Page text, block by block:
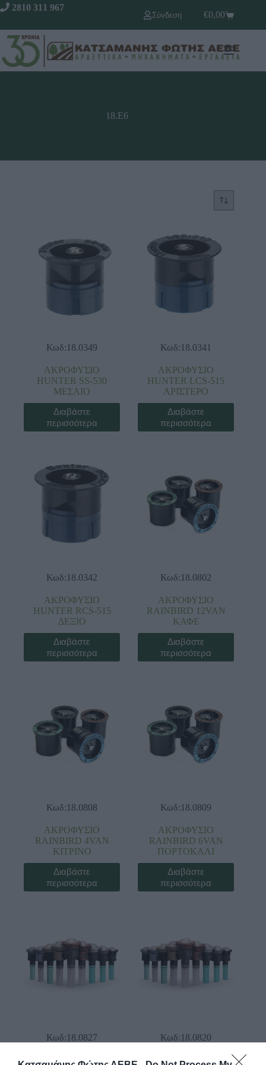
2810 311 967
Σύνδεση
€0,00
18.Ε6
Κωδ:18.0349
ΑΚΡΟΦΥΣΙΟ
HUNTER SS-530
ΜΕΣΑΙΟ
Διαβάστε
περισσότερα
Κωδ:18.0341
ΑΚΡΟΦΥΣΙΟ
HUNTER LCS-515
ΑΡΙΣΤΕΡΟ
Διαβάστε
περισσότερα
Κωδ:18.0342
ΑΚΡΟΦΥΣΙΟ
HUNTER RCS-515
ΔΕΞΙΟ
Διαβάστε
περισσότερα
Κωδ:18.0802
ΑΚΡΟΦΥΣΙΟ
RAINBIRD 12VAN
ΚΑΦΕ
Διαβάστε
περισσότερα
Κωδ:18.0808
ΑΚΡΟΦΥΣΙΟ
RAINBIRD 4VAN
ΚΙΤΡΙΝΟ
Διαβάστε
περισσότερα
Κωδ:18.0809
ΑΚΡΟΦΥΣΙΟ
RAINBIRD 6VAN
ΠΟΡΤΟΚΑΛΙ
Διαβάστε
περισσότερα
Κωδ:18.0827
ΑΚΡΟΦΥΣΙΟ
Κωδ:18.0820
ΑΚΡΟΦΥΣΙΟ